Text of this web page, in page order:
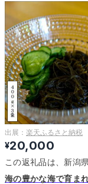
出展： 楽天ふるさと納税
¥20,000
この返礼品は、新潟
海の豊かな海で育ま